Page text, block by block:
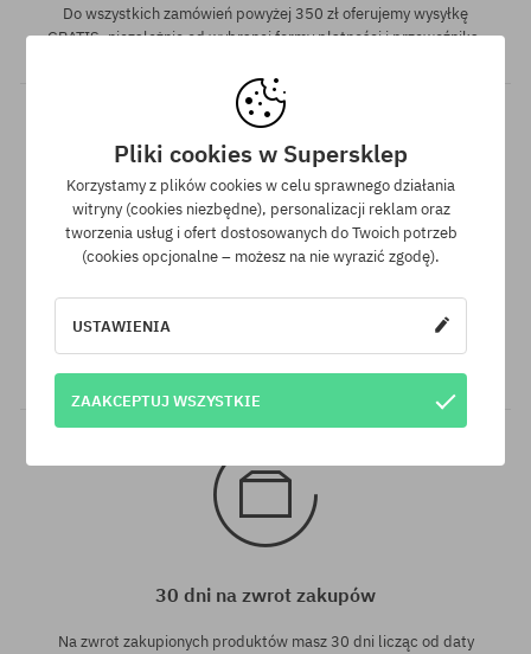
Do wszystkich zamówień powyżej 350 zł oferujemy wysyłkę
GRATIS, niezależnie od wybranej formy płatności i przewoźnika.
Gwarancja najniższej ceny
Mamy najlepsze ceny, ale jeśli udałoby Ci się znaleźć dokładnie
ten sam produkt w innym sklepie, w niższej cenie - specjalnie
30 dni na zwrot zakupów
Na zwrot zakupionych produktów masz 30 dni licząc od daty
Pliki cookies w Supersklep
Korzystamy z plików cookies w celu sprawnego działania
witryny (cookies niezbędne), personalizacji reklam oraz
tworzenia usług i ofert dostosowanych do Twoich potrzeb
(cookies opcjonalne – możesz na nie wyrazić zgodę).
USTAWIENIA
ZAAKCEPTUJ WSZYSTKIE